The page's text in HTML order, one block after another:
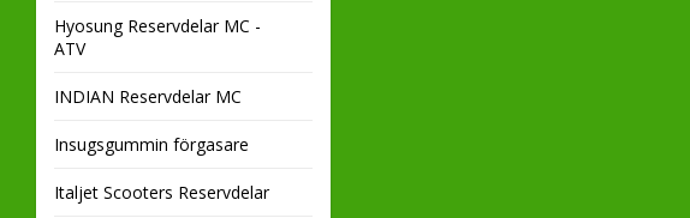
Hyosung Reservdelar MC -
ATV
INDIAN Reservdelar MC
Insugsgummin förgasare
Italjet Scooters Reservdelar